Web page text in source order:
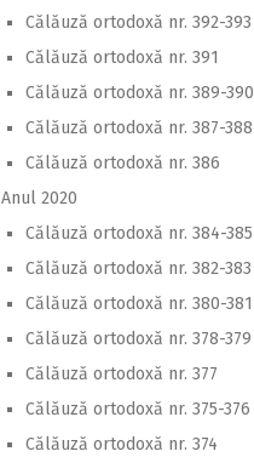
Călăuză ortodoxă nr. 392-393
Călăuză ortodoxă nr. 391
Călăuză ortodoxă nr. 389-390
Călăuză ortodoxă nr. 387-388
Călăuză ortodoxă nr. 386
Anul 2020
Călăuză ortodoxă nr. 384-385
Călăuză ortodoxă nr. 382-383
Călăuză ortodoxă nr. 380-381
Călăuză ortodoxă nr. 378-379
Călăuză ortodoxă nr. 377
Călăuză ortodoxă nr. 375-376
Călăuză ortodoxă nr. 374